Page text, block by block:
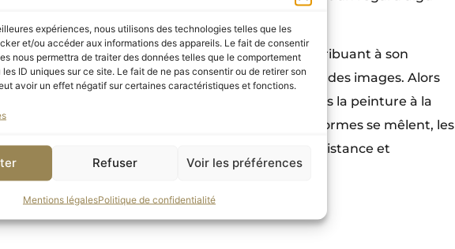
expériences, nous utilisons des technologies telles que les
et/ou accéder aux informations des appareils. Le fait de consentir
nous permettra de traiter des données telles que le comportement
ID uniques sur ce site. Le fait de ne pas consentir ou de retirer son
avoir un effet négatif sur certaines caractéristiques et fonctions.
Refuser Voir les préférences
Mentions légalesPolitique de confidentialité
de Monet.
a fait le choix de la peinture figurative, contribuant à son
une technique qui conditionne l’apparition des images. Alors
photographique, son médium est toujours la peinture à la
après avoir isolé la couche picturale. Les formes se mêlent, les
de flou ou de fusion. L’image, ainsi tenue à distance et
résultat final.
expositions/philippe-cognee